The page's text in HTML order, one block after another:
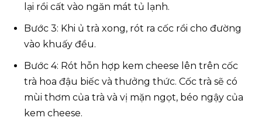
lại rồi cất vào ngăn mát tủ lạnh.
Bước 3: Khi ủ trà xong, rót ra cốc rồi cho đường
vào khuấy đều.
Bước 4: Rót hỗn hợp kem cheese lên trên cốc
trà hoa đậu biếc và thưởng thức. Cốc trà sẽ có
mùi thơm của trà và vị mặn ngọt, béo ngậy của
kem cheese.